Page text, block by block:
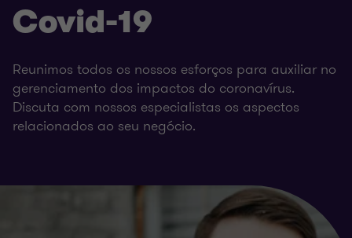
Covid-19
Reunimos todos os nossos esforços para auxiliar no
gerenciamento dos impactos do coronavírus.
Discuta com nossos especialistas os aspectos
relacionados ao seu negócio.